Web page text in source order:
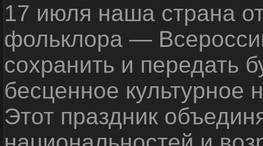
17 июля наша страна
фольклора —
сохранить и передать
бесценное культурное
Этот праздник